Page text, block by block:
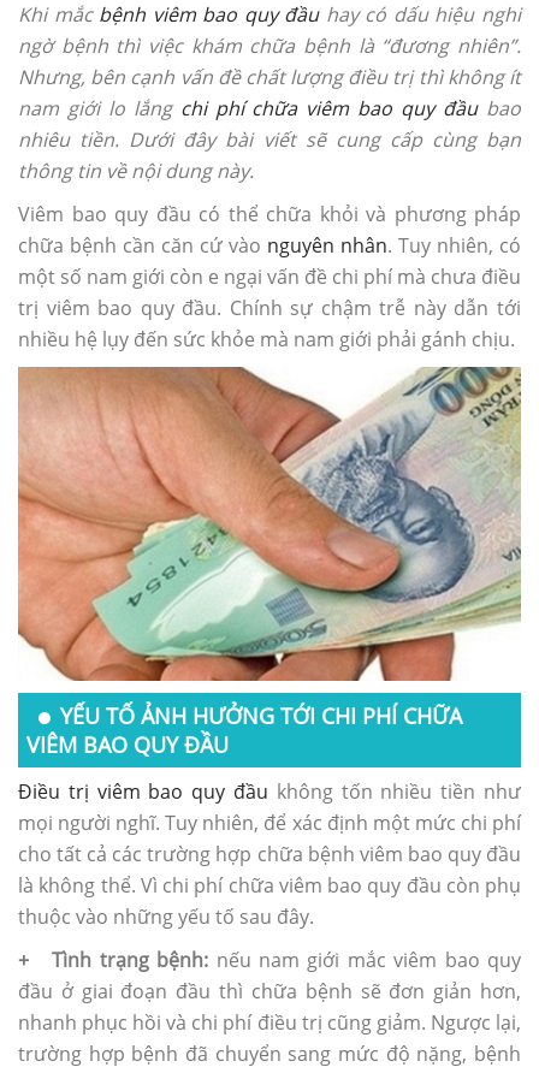
Khi mắc bệnh viêm bao quy đầuhay có dấu hiệu nghi
ngờ bệnh thì việc khám chữa bệnh là “đương nhiên”.
Nhưng, bên cạnh vấn đề chất lượng điều trị thì không ít
nam giới lo lắng chi phí chữa viêm bao quy đầubao
nhiêu tiền. Dưới đây bài viết sẽ cung cấp cùng bạn
thông tin về nội dung này.
Viêm bao quy đầu có thể chữa khỏi và phương pháp
chữa bệnh cần căn cứ vào nguyên nhân. Tuy nhiên, có
một số nam giới còn e ngại vấn đề chi phí mà chưa điều
trị viêm bao quy đầu. Chính sự chậm trễ này dẫn tới
nhiều hệ lụy đến sức khỏe mà nam giới phải gánh chịu.
YẾU TỐ ẢNH HƯỞNG TỚI CHI PHÍ CHỮA
VIÊM BAO QUY ĐẦU
Điều trị viêm bao quy đầu không tốn nhiều tiền như
mọi người nghĩ. Tuy nhiên, để xác định một mức chi phí
cho tất cả các trường hợp chữa bệnh viêm bao quy đầu
là không thể. Vì chi phí chữa viêm bao quy đầu còn phụ
thuộc vào những yếu tố sau đây.
+ Tình trạng bệnh: nếu nam giới mắc viêm bao quy
đầu ở giai đoạn đầu thì chữa bệnh sẽ đơn giản hơn,
nhanh phục hồi và chi phí điều trị cũng giảm. Ngược lại,
trường hợp bệnh đã chuyển sang mức độ nặng, bệnh